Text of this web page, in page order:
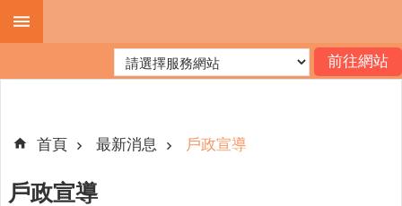
跳到主要內容區塊
階
首頁 最新消息 戶政宣導
戶政宣導